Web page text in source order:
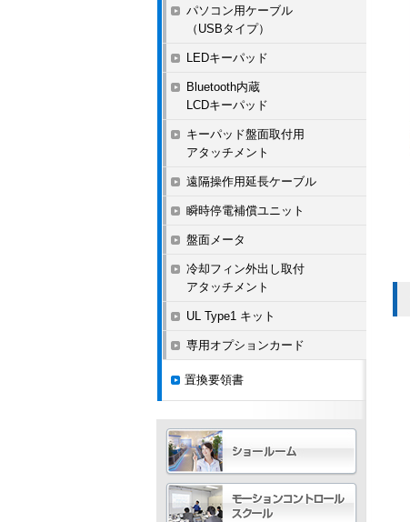
パソコン用ケーブル
（USBタイプ）
LEDキーパッド
Bluetooth内蔵
LCDキーパッド
キーパッド盤面取付用
アタッチメント
遠隔操作用延長ケーブル
瞬時停電補償ユニット
盤面メータ
冷却フィン外出し取付
アタッチメント
UL Type1 キット
専用オプションカード
置換要領書